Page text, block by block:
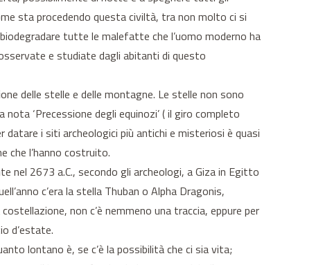
sta procedendo questa civiltà, tra non molto ci si
tutte le malefatte che l’uomo moderno ha
e studiate dagli abitanti di questo
delle stelle e delle montagne. Le stelle non sono
‘Precessione degli equinozi’ ( il giro completo
datare i siti archeologici più antichi e misteriosi è quasi
che l’hanno costruito.
nel 2673 a.C., secondo gli archeologi, a Giza in Egitto
c’era la stella Thuban o Alpha Dragonis,
non c’è nemmeno una traccia, eppure per
d’estate.
lontano è, se c’è la possibilità che ci sia vita;